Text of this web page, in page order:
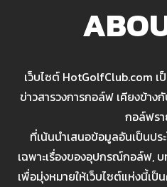
เว็บไซต์ HotGolfClub.com เ
ข่าวสารวงการกอล์ฟ เคียงข้า
กอล์ฟร
ที่เน้นนำเสนอข้อมูลอันเป็นป
เฉพาะเรื่องของอุปกรณ์กอล์ฟ,
เพื่อมุ่งหมายให้เว็บไซต์แห่งนี้เ